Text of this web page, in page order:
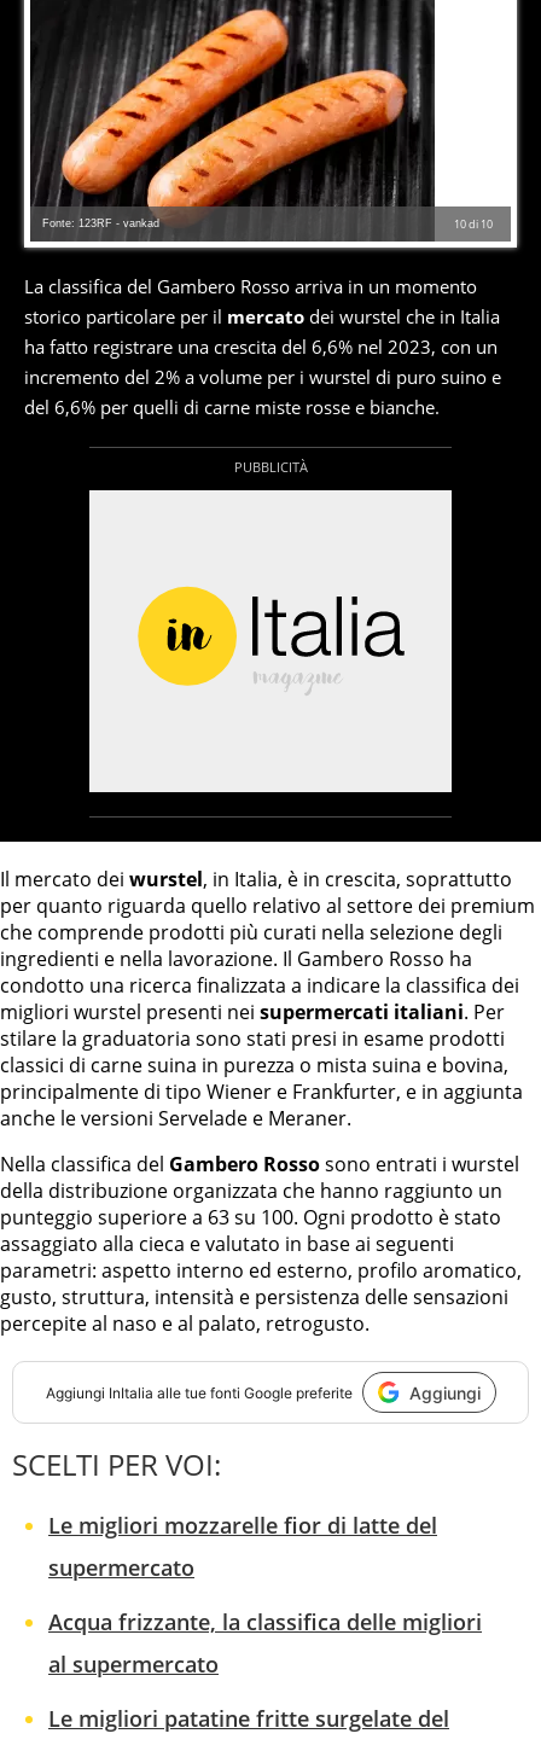
10di 10
Fonte: 123RF - vankad
La classifica del Gambero Rosso arriva in un momento
storico particolare per il mercato dei wurstel che in Italia
ha fatto registrare una crescita del 6,6% nel 2023, con un
incremento del 2% a volume per i wurstel di puro suino e
del 6,6% per quelli di carne miste rosse e bianche.
Il mercato dei wurstel, in Italia, è in crescita, soprattutto
per quanto riguarda quello relativo al settore dei premium
che comprende prodotti più curati nella selezione degli
ingredienti e nella lavorazione. Il Gambero Rosso ha
condotto una ricerca finalizzata a indicare la classifica dei
migliori wurstel presenti nei supermercati italiani. Per
stilare la graduatoria sono stati presi in esame prodotti
classici di carne suina in purezza o mista suina e bovina,
principalmente di tipo Wiener e Frankfurter, e in aggiunta
anche le versioni Servelade e Meraner.
Nella classifica del Gambero Rossosono entrati i wurstel
della distribuzione organizzata che hanno raggiunto un
punteggio superiore a 63 su 100. Ogni prodotto è stato
assaggiato alla cieca e valutato in base ai seguenti
parametri: aspetto interno ed esterno, profilo aromatico,
gusto, struttura, intensità e persistenza delle sensazioni
percepite al naso e al palato, retrogusto.
Aggiungi InItalia alle tue fonti Google preferite Aggiungi
SCELTI PER VOI:
Le migliori mozzarelle fior di latte del
supermercato
Acqua frizzante, la classifica delle migliori
al supermercato
Le migliori patatine fritte surgelate del